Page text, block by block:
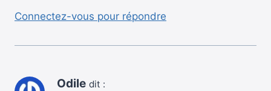
Connectez-vous pour répondre
Odile dit :